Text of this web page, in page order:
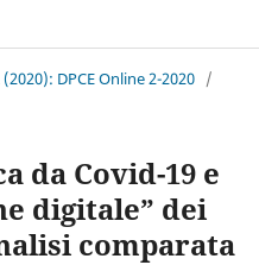
DPCE Online 2-2020 /
da Covid-19 e
digitale” dei
comparata